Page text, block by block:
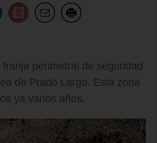
perimetral de seguridad
de Prado Largo. Esta zona
ya varios años.